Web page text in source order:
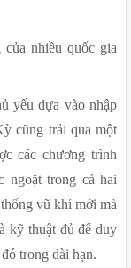
nhiều quốc gia
yếu dựa vào nhập
cũng trải qua một
các chương trình
ngoặt trong cả hai
vũ khí mới mà
kỹ thuật đủ để duy
trong dài hạn.